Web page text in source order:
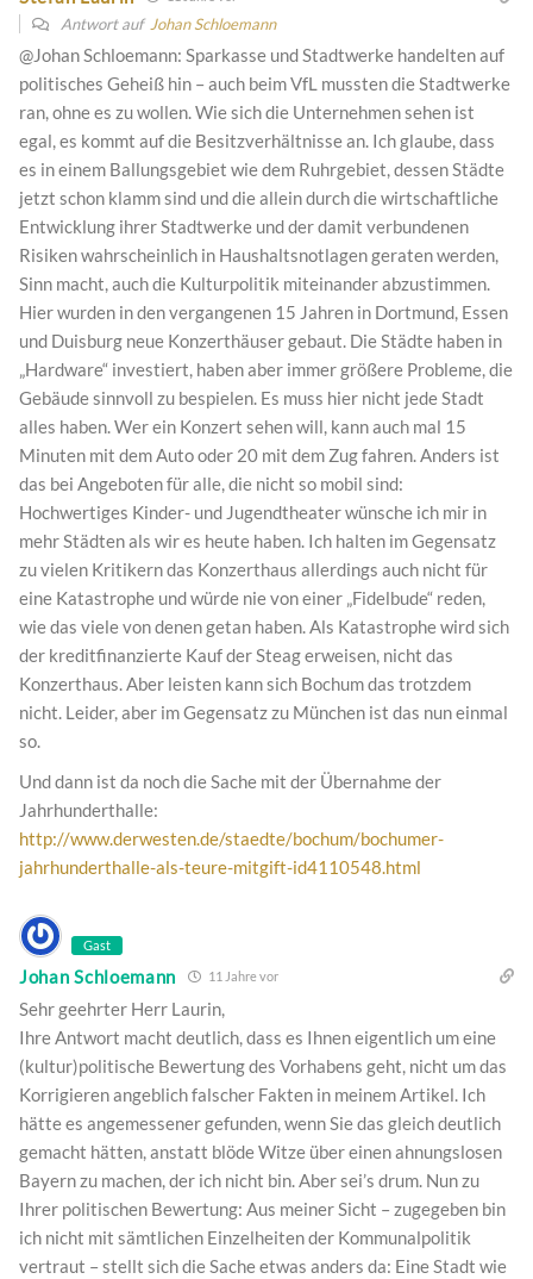
Antwort auf Johan Schloemann
@Johan Schloemann: Sparkasse und Stadtwerke handelten auf
politisches Geheiß hin – auch beim VfL mussten die Stadtwerke
ran, ohne es zu wollen. Wie sich die Unternehmen sehen ist
egal, es kommt auf die Besitzverhältnisse an. Ich glaube, dass
es in einem Ballungsgebiet wie dem Ruhrgebiet, dessen Städte
jetzt schon klamm sind und die allein durch die wirtschaftliche
Entwicklung ihrer Stadtwerke und der damit verbundenen
Risiken wahrscheinlich in Haushaltsnotlagen geraten werden,
Sinn macht, auch die Kulturpolitik miteinander abzustimmen.
Hier wurden in den vergangenen 15 Jahren in Dortmund, Essen
und Duisburg neue Konzerthäuser gebaut. Die Städte haben in
„Hardware“ investiert, haben aber immer größere Probleme, die
Gebäude sinnvoll zu bespielen. Es muss hier nicht jede Stadt
alles haben. Wer ein Konzert sehen will, kann auch mal 15
Minuten mit dem Auto oder 20 mit dem Zug fahren. Anders ist
das bei Angeboten für alle, die nicht so mobil sind:
Hochwertiges Kinder- und Jugendtheater wünsche ich mir in
mehr Städten als wir es heute haben. Ich halten im Gegensatz
zu vielen Kritikern das Konzerthaus allerdings auch nicht für
eine Katastrophe und würde nie von einer „Fidelbude“ reden,
wie das viele von denen getan haben. Als Katastrophe wird sich
der kreditfinanzierte Kauf der Steag erweisen, nicht das
Konzerthaus. Aber leisten kann sich Bochum das trotzdem
nicht. Leider, aber im Gegensatz zu München ist das nun einmal
so.
Und dann ist da noch die Sache mit der Übernahme der
Jahrhunderthalle:
http://www.derwesten.de/staedte/bochum/bochumer-
jahrhunderthalle-als-teure-mitgift-id4110548.html
Gast
Johan Schloemann 11 Jahre vor
Sehr geehrter Herr Laurin,
Ihre Antwort macht deutlich, dass es Ihnen eigentlich um eine
(kultur)politische Bewertung des Vorhabens geht, nicht um das
Korrigieren angeblich falscher Fakten in meinem Artikel. Ich
hätte es angemessener gefunden, wenn Sie das gleich deutlich
gemacht hätten, anstatt blöde Witze über einen ahnungslosen
Bayern zu machen, der ich nicht bin. Aber sei’s drum. Nun zu
Ihrer politischen Bewertung: Aus meiner Sicht – zugegeben bin
ich nicht mit sämtlichen Einzelheiten der Kommunalpolitik
vertraut – stellt sich die Sache etwas anders da: Eine Stadt wie